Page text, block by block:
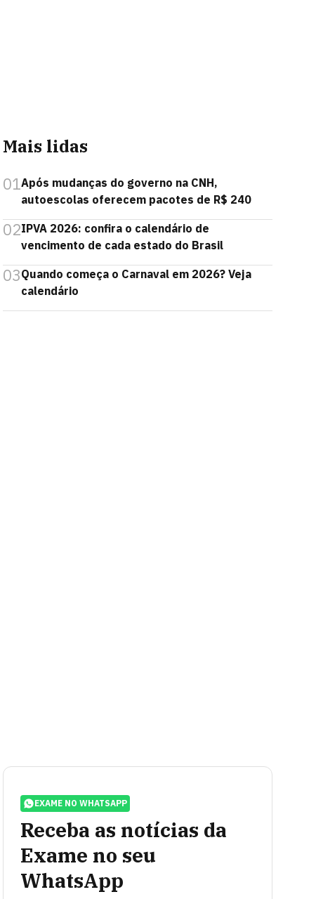
Mais lidas
01Após mudanças do governo na CNH,
autoescolas oferecem pacotes de R$ 240
02IPVA 2026: confira o calendário de
vencimento de cada estado do Brasil
03Quando começa o Carnaval em 2026? Veja
calendário
EXAME NO WHATSAPP
Receba as notícias da
Exame no seu
WhatsApp